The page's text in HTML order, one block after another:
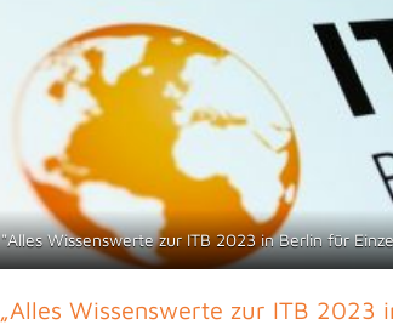
"Alles Wissenswerte zur ITB 2023 in Berlin für
„Alles Wissenswerte zur ITB 2023